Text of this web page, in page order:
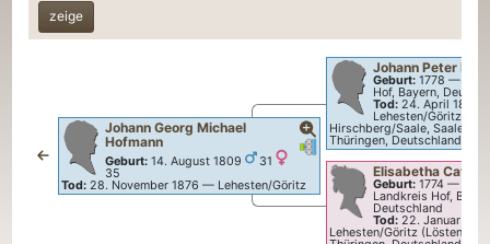
Verknüpfungen
Verknüpfungen
Johann Georg Michael
Hofmann
Geburt: 14. August 1809
31
35
Tod: 28. November 1876 — Lehesten/Göritz
Johann Peter
Geburt: 1778 —
Hof, Bayern,
Tod: 24. April 1843
Lehesten/Göritz
Hirschberg/Saale, Saale-
Thüringen, Deutschland
Elisabetha
Geburt: 1774 —
Landkreis Hof,
Deutschland
Tod: 22. Januar
Lehesten/Göritz (Lösten),